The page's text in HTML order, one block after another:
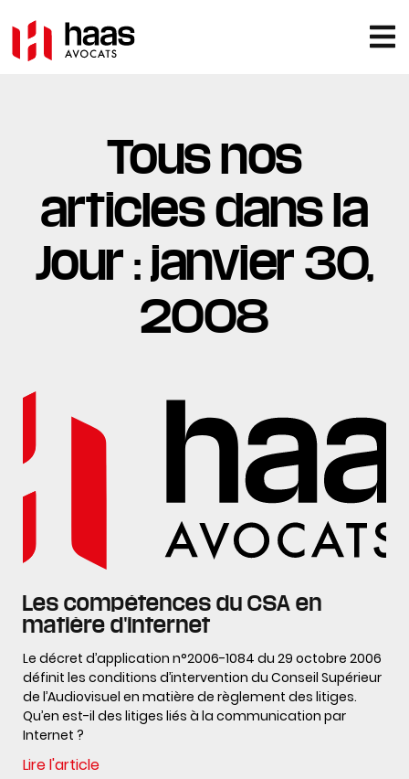
Tous nos
articles dans la
Jour : janvier 30,
2008
Les compétences du CSA en
matière d'internet
Le décret d’application n°2006-1084 du 29 octobre 2006
définit les conditions d’intervention du Conseil Supérieur
de l’Audiovisuel en matière de règlement des litiges.
Qu’en est-il des litiges liés à la communication par
Internet ?
Lire l'article